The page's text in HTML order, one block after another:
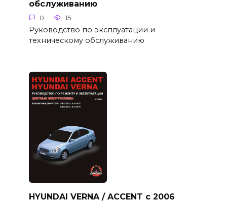
обслуживанию
0 15
Руководство по эксплуатации и
техническому обслуживанию
HYUNDAI VERNA / ACCENT с 2006